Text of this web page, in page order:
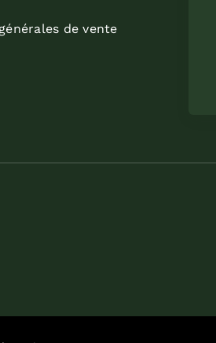
de vente